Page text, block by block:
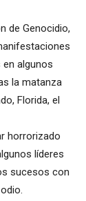
de Genocidio,
algunos
la matanza
Florida, el
horrorizado
líderes
sucesos con